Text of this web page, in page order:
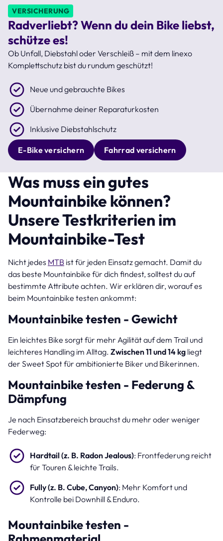
VERSICHERUNG
Radverliebt? Wenn du dein Bike liebst,
schütze es!
Ob Unfall, Diebstahl oder Verschleiß – mit dem linexo
Komplettschutz bist du rundum geschützt!
Neue und gebrauchte Bikes
Übernahme deiner Reparaturkosten
Inklusive Diebstahlschutz
E-Bike versichern Fahrrad versichern
Was muss ein gutes
Mountainbike können?
Unsere Testkriterien im
Mountainbike-Test
Nicht jedes MTB ist für jeden Einsatz gemacht. Damit du
das beste Mountainbike für dich findest, solltest du auf
bestimmte Attribute achten. Wir erklären dir, worauf es
beim Mountainbike testen ankommt:
Mountainbike testen - Gewicht
Ein leichtes Bike sorgt für mehr Agilität auf dem Trail und
leichteres Handling im Alltag. Zwischen 11 und 14 kg liegt
der Sweet Spot für ambitionierte Biker und Bikerinnen.
Mountainbike testen - Federung &
Dämpfung
Je nach Einsatzbereich brauchst du mehr oder weniger
Federweg:
Hardtail (z. B. Radon Jealous): Frontfederung reicht
für Touren & leichte Trails.
Fully (z. B. Cube, Canyon): Mehr Komfort und
Kontrolle bei Downhill & Enduro.
Mountainbike testen -